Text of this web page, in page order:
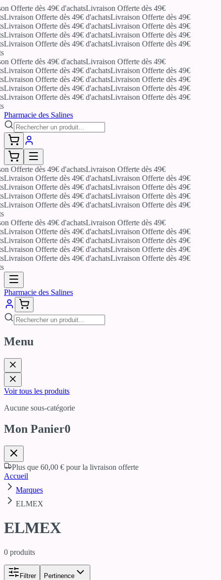
Offerte dès 49€ d'achatsLivraison Offerte dès 49€
Livraison Offerte dès 49€ d'achatsLivraison Offerte dès 49€
Livraison Offerte dès 49€ d'achatsLivraison Offerte dès 49€
Livraison Offerte dès 49€ d'achatsLivraison Offerte dès 49€
Livraison Offerte dès 49€ d'achatsLivraison Offerte dès 49€
Offerte dès 49€ d'achatsLivraison Offerte dès 49€
Livraison Offerte dès 49€ d'achatsLivraison Offerte dès 49€
Livraison Offerte dès 49€ d'achatsLivraison Offerte dès 49€
Livraison Offerte dès 49€ d'achatsLivraison Offerte dès 49€
Livraison Offerte dès 49€ d'achatsLivraison Offerte dès 49€
Pharmacie des Salines
Offerte dès 49€ d'achatsLivraison Offerte dès 49€
Livraison Offerte dès 49€ d'achatsLivraison Offerte dès 49€
Livraison Offerte dès 49€ d'achatsLivraison Offerte dès 49€
Livraison Offerte dès 49€ d'achatsLivraison Offerte dès 49€
Livraison Offerte dès 49€ d'achatsLivraison Offerte dès 49€
Offerte dès 49€ d'achatsLivraison Offerte dès 49€
Livraison Offerte dès 49€ d'achatsLivraison Offerte dès 49€
Livraison Offerte dès 49€ d'achatsLivraison Offerte dès 49€
Livraison Offerte dès 49€ d'achatsLivraison Offerte dès 49€
Livraison Offerte dès 49€ d'achatsLivraison Offerte dès 49€
Pharmacie des Salines
Menu
Voir tous les produits
Aucune sous-catégorie
Mon Panier0
Plus que 60,00 € pour la livraison offerte
Accueil
Marques
ELMEX
ELMEX
0 produits
Filtrer Pertinence